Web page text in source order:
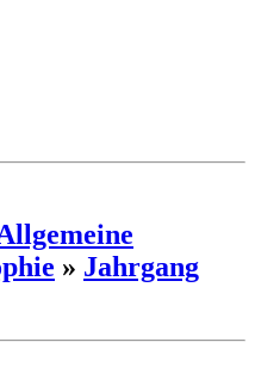
» Jahrgang